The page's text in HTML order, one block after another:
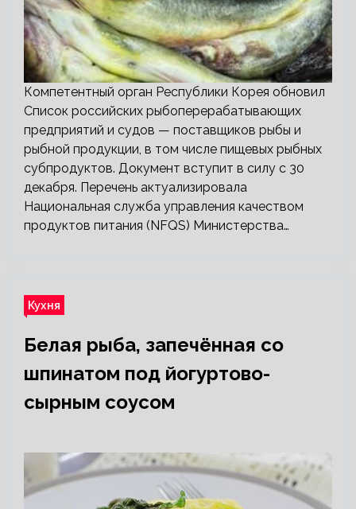
Компетентный орган Республики Корея обновил
Список российских рыбоперерабатывающих
предприятий и судов — поставщиков рыбы и
рыбной продукции, в том числе пищевых рыбных
субпродуктов. Документ вступит в силу с 30
декабря. Перечень актуализировала
Национальная служба управления качеством
продуктов питания (NFQS) Министерства…
Кухня
Белая рыба, запечённая со
шпинатом под йогуртово-
сырным соусом